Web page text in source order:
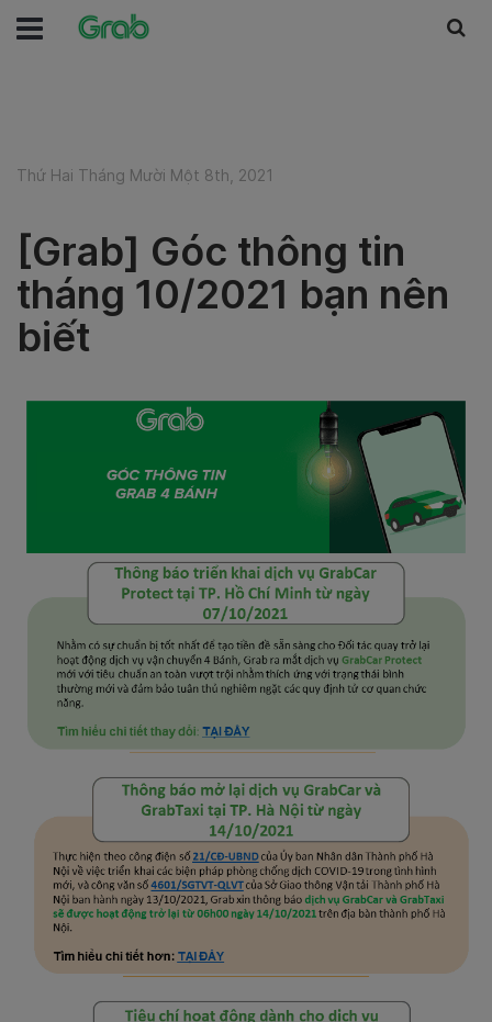
Thứ Hai Tháng Mười Một 8th, 2021
[Grab] Góc thông tin
tháng 10/2021 bạn nên
biết